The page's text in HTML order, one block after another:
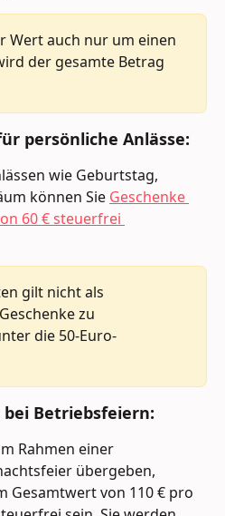
Wert auch nur um einen
der gesamte Betrag
persönliche Anlässe:
wie Geburtstag,
können Sie Geschenke
60 € steuerfrei
gilt nicht als
zu
die 50-Euro-
bei Betriebsfeiern:
Rahmen einer
übergeben,
Gesamtwert von 110 € pro